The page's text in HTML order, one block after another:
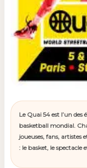
Le Quai 54 est l’un
basketball mondial.
joueuses, fans, artistes
: le basket, le spectacle